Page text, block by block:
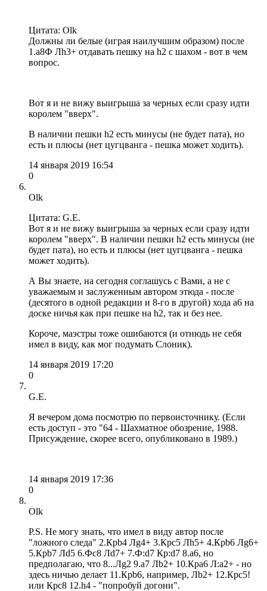
Цитата: Olk
Должны ли белые (играя наилучшим образом) после
1.a8Ф Лh3+ отдавать пешку на h2 с шахом - вот в чем
вопрос.
Вот я и не вижу выигрыша за черных если сразу идти
королем "вверх".
В наличии пешки h2 есть минусы (не будет пата), но
есть и плюсы (нет цугцванга - пешка может ходить).
14 января 2019 16:54
0
Olk
Цитата: G.E.
Вот я и не вижу выигрыша за черных если сразу идти
королем "вверх". В наличии пешки h2 есть минусы (не
будет пата), но есть и плюсы (нет цугцванга - пешка
может ходить).
А Вы знаете, на сегодня соглашусь с Вами, а не с
уважаемым и заслуженным автором этюда - после
(десятого в одной редакции и 8-го в другой) хода a6 на
доске ничья как при пешке на h2, так и без нее.
Короче, маэстры тоже ошибаются (и отнюдь не себя
имел в виду, как мог подумать Слоник).
14 января 2019 17:20
0
G.E.
Я вечером дома посмотрю по первоисточнику. (Если
есть доступ - это "64 - Шахматное обозрение, 1988.
Присуждение, скорее всего, опубликовано в 1989.)
14 января 2019 17:36
0
Olk
P.S. Не могу знать, что имел в виду автор после
"ложного следа" 2.Крb4 Лg4+ 3.Крс5 Лh5+ 4.Крb6 Лg6+
5.Крb7 Лd5 6.Фс8 Лd7+ 7.Ф:d7 Кр:d7 8.a6, но
предполагаю, что 8...Лg2 9.a7 Лb2+ 10.Крa6 Л:a2+ - но
здесь ничью делает 11.Крb6, например, Лb2+ 12.Крc5!
или Крс8 12.h4 - "попробуй догони".